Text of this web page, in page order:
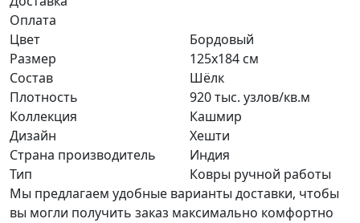
Оплата
Цвет
Бордовый
Размер
125x184 см
Состав
Шёлк
Плотность
920 тыс. узлов/кв.м
Коллекция
Кашмир
Дизайн
Хешти
Страна производитель
Индия
Тип
Ковры ручной работы
Мы предлагаем удобные варианты доставки, чтобы
вы могли получить заказ максимально комфортно